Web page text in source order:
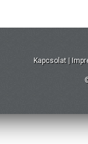
Kapcsolat |